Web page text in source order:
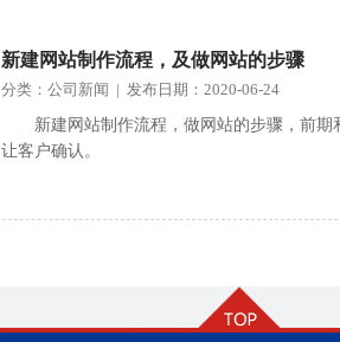
新建网站制作流程，及做网站的步骤
分类：公司新闻 | 发布日期：2020-06-24
新建网站制作流程，做网站的步骤，前
让客户确认。